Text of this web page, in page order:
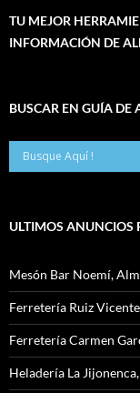
TU MEJOR
INFORMACIÓN DE
BUSCAR EN GUÍA DE
ULTIMOS ANUNCIOS
Mesón Bar Noemí,
Ferretería Ruiz
Ferretería Carmen
Heladería La